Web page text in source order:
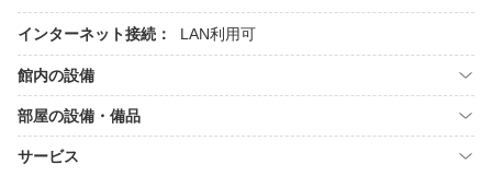
インターネット接続： LAN利用可
館内の設備
部屋の設備・備品
サービス